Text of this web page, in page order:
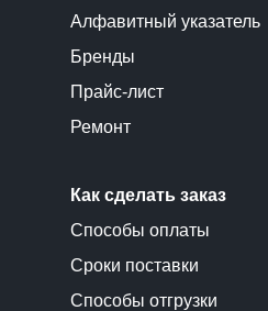
Алфавитный указатель
Бренды
Прайс-лист
Ремонт
Как сделать заказ
Способы оплаты
Сроки поставки
Способы отгрузки